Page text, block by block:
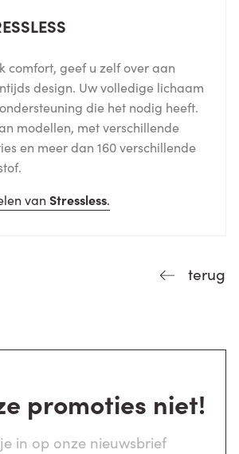
comfort, geef u zelf over aan
design. Uw volledige lichaam
die het nodig heeft.
modellen, met verschillende
en meer dan 160 verschillende
van Stressless.
terug
promoties niet!
in op onze nieuwsbrief